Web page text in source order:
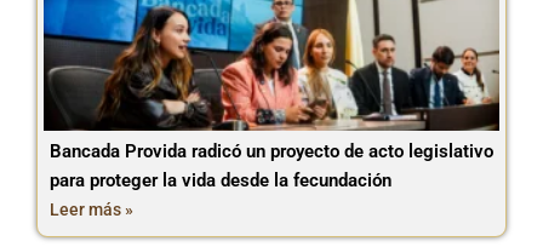
Bancada Provida radicó un proyecto de acto legislativo
para proteger la vida desde la fecundación
Leer más »